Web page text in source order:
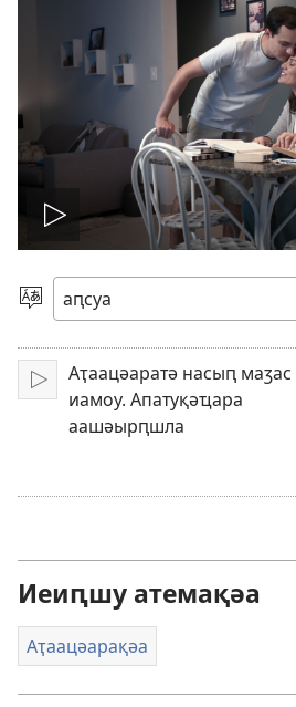
Аҿакра
Абызшәа
алхра
Арҳәара
Аҭаацәаратә насыԥ маӡас
иамоу. Апатуқәҵара
аашәырԥшла
Иеиԥшу атемақәа
Аҭаацәарақәа